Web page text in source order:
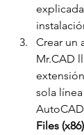
Crear un
Mr.CAD
sola
Files